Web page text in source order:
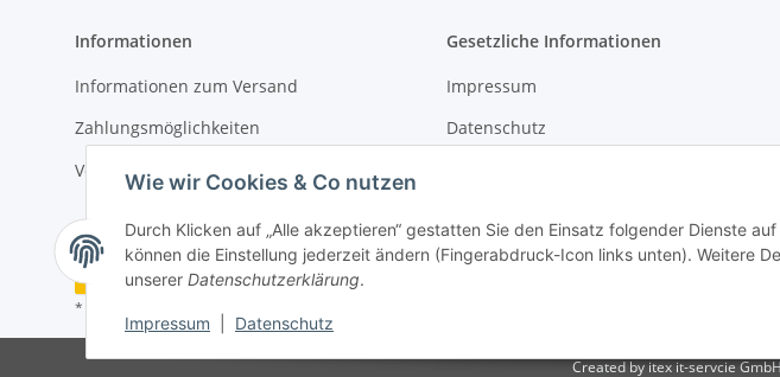
Wie wir Cookies & Co nutzen
Durch Klicken auf „Alle akzeptieren“ gestatten Sie den Einsatz folgender Dienste
können die Einstellung jederzeit ändern (Fingerabdruck-Icon links unten). Weitere
unserer Datenschutzerklärung.
Impressum Datenschutz
Informationen
Informationen zum Versand
Zahlungsmöglichkeiten
Versandinformationen
Gesetzliche Informationen
Impressum
Datenschutz
Vertrag widerrufen
* Alle Preise inkl. gesetzlicher USt., zzgl.
Created by itex it-servcie